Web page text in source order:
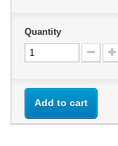
Quantity
Add to cart